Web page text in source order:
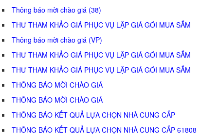
Thông báo mời chào giá (38)
THƯ THAM KHẢO GIÁ PHỤC VỤ LẬP GIÁ GÓI MUA SẮM
Thông báo mời chào giá (VP)
THƯ THAM KHẢO GIÁ PHỤC VỤ LẬP GIÁ GÓI MUA SẮM
THƯ THAM KHẢO GIÁ PHỤC VỤ LẬP GIÁ GÓI MUA SẮM
THÔNG BÁO MỜI CHÀO GIÁ
THÔNG BÁO MỜI CHÀO GIÁ
THÔNG BÁO KẾT QUẢ LỰA CHỌN NHÀ CUNG CẤP
THÔNG BÁO KẾT QUẢ LỰA CHỌN NHÀ CUNG CẤP 61808